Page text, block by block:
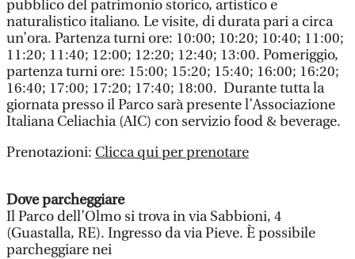
pubblico del patrimonio storico, artistico e
naturalistico italiano. Le visite, di durata pari a circa
un’ora. Partenza turni ore: 10:00; 10:20; 10:40; 11:00;
11:20; 11:40; 12:00; 12:20; 12:40; 13:00. Pomeriggio,
partenza turni ore: 15:00; 15:20; 15:40; 16:00; 16:20;
16:40; 17:00; 17:20; 17:40; 18:00. Durante tutta la
giornata presso il Parco sarà presente l’Associazione
Italiana Celiachia (AIC) con servizio food & beverage.
Prenotazioni: Clicca qui per prenotare
Dove parcheggiare
Il Parco dell’Olmo si trova in via Sabbioni, 4
(Guastalla, RE). Ingresso da via Pieve. È possibile
parcheggiare nei